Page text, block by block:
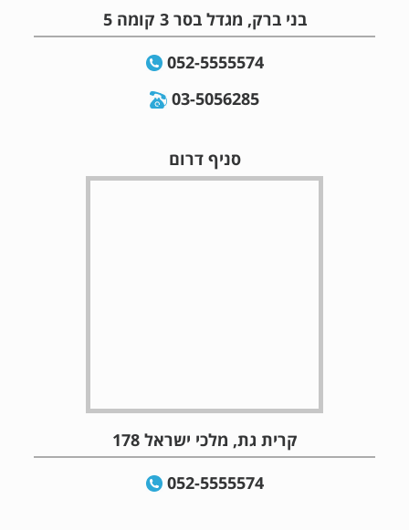
בני ברק, מגדל בסר 3 קומה 5
052-5555574
03-5056285
סניף דרום
קרית גת, מלכי ישראל 178
052-5555574